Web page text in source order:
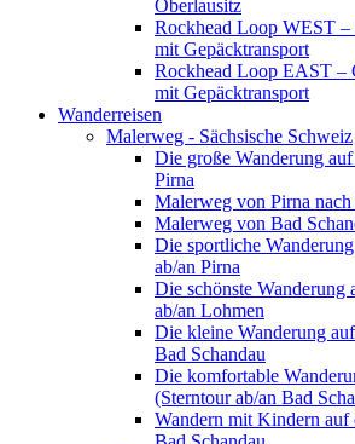
Oberlausitz
Rockhead Loop WEST
mit Gepäcktransport
Rockhead Loop EAST –
mit Gepäcktransport
Wanderreisen
Malerweg - Sächsische Schweiz
Die große Wanderung
Pirna
Malerweg von Pirna
Malerweg von Bad
Die sportliche
ab/an Pirna
Die schönste Wanderung
ab/an Lohmen
Die kleine Wanderung
Bad Schandau
Die komfortable
(Sterntour ab/an Bad
Wandern mit Kindern auf